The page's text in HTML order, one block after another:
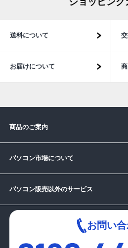
送料について
お届けについて
商品のご案内
パソコン市場について
パソコン販売以外のサービス
お問い